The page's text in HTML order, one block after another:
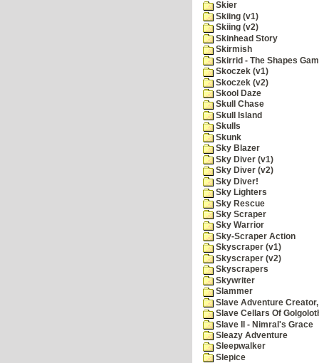
Skier
Skiing (v1)
Skiing (v2)
Skinhead Story
Skirmish
Skirrid - The Shapes
Skoczek (v1)
Skoczek (v2)
Skool Daze
Skull Chase
Skull Island
Skulls
Skunk
Sky Blazer
Sky Diver (v1)
Sky Diver (v2)
Sky Diver!
Sky Lighters
Sky Rescue
Sky Scraper
Sky Warrior
Sky-Scraper Action
Skyscraper (v1)
Skyscraper (v2)
Skyscrapers
Skywriter
Slammer
Slave Adventure Creator,
Slave Cellars Of
Slave II - Nimral's Grace
Sleazy Adventure
Sleepwalker
Slepice